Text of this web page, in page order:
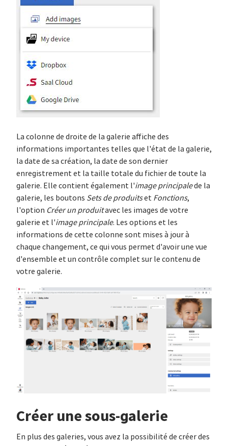
La colonne de droite de la galerie affiche des
informations importantes telles que l'état de la galerie,
la date de sa création, la date de son dernier
enregistrement et la taille totale du fichier de toute la
galerie. Elle contient également l'image principalede la
galerie, les boutons Sets de produitset Fonctions,
l'option Créer un produitavec les images de votre
galerie et l'image principale. Les options et les
informations de cette colonne sont mises à jour à
chaque changement, ce qui vous permet d'avoir une vue
d'ensemble et un contrôle complet sur le contenu de
votre galerie.
Créer une sous-galerie
En plus des galeries, vous avez la possibilité de créer des